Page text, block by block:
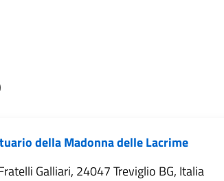
della Madonna delle Lacrime
Galliari, 24047 Treviglio BG, Italia